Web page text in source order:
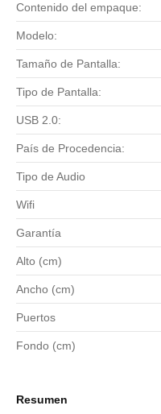
Contenido del empaque:
Modelo:
Tamaño de Pantalla:
Tipo de Pantalla:
USB 2.0:
País de Procedencia:
Tipo de Audio
Wifi
Garantía
Alto (cm)
Ancho (cm)
Puertos
Fondo (cm)
Resumen